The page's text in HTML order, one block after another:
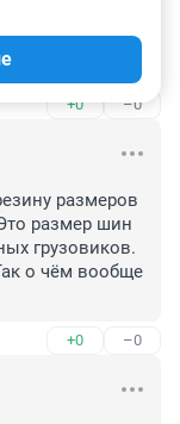
зимние или
+0 –0
размеров
Это размер шин
грузовиков.
о чём вообще
+0 –0